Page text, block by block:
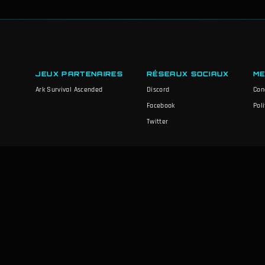
JEUX PARTENAIRES
Ark Survival Ascended
RÉSEAUX SOCIAUX
Discord
Facebook
Twitter